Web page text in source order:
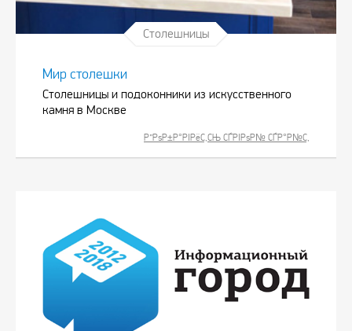
Столешницы
Мир столешки
Столешницы и подоконники из искусственного
камня в Москве
Р”РѕР±Р°РІРёС‚СЊ СЃРІРѕР№ СЃР°Р№С‚